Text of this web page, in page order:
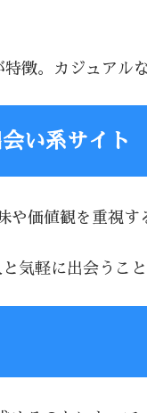
徴。カジュアル
い系サイト
価値観を重視す
気軽に出会うこと